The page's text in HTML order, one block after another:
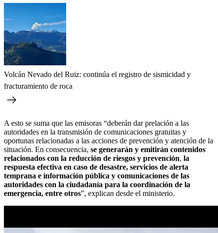
Volcán Nevado del Ruiz: continúa el registro de sismicidad y
fracturamiento de roca
A esto se suma que las emisoras “deberán dar prelación a las
autoridades en la transmisión de comunicaciones gratuitas y
oportunas relacionadas a las acciones de prevención y atención de la
situación. En consecuencia, se generarán y emitirán contenidos
relacionados con la reducción de riesgos y prevención, la
respuesta efectiva en caso de desastre, servicios de alerta
temprana e información pública y comunicaciones de las
autoridades con la ciudadanía para la coordinación de la
emergencia, entre otros”, explican desde el ministerio.